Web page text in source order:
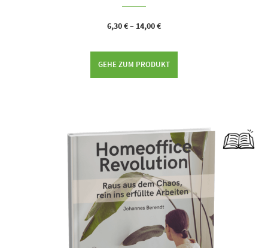
6,30€– 14,00€
GEHE ZUM PRODUKT